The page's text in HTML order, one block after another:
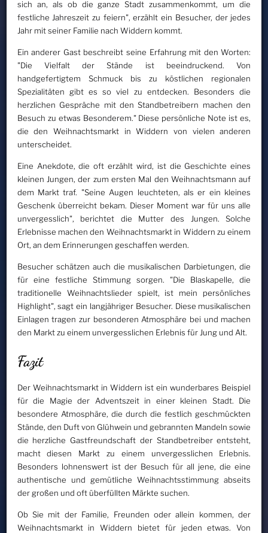
sich an, als ob die ganze Stadt zusammenkommt, um die
festliche Jahreszeit zu feiern", erzählt ein Besucher, der jedes
Jahr mit seiner Familie nach Widdern kommt.
Ein anderer Gast beschreibt seine Erfahrung mit den Worten:
"Die Vielfalt der Stände ist beeindruckend. Von
handgefertigtem Schmuck bis zu köstlichen regionalen
Spezialitäten gibt es so viel zu entdecken. Besonders die
herzlichen Gespräche mit den Standbetreibern machen den
Besuch zu etwas Besonderem." Diese persönliche Note ist es,
die den Weihnachtsmarkt in Widdern von vielen anderen
unterscheidet.
Eine Anekdote, die oft erzählt wird, ist die Geschichte eines
kleinen Jungen, der zum ersten Mal den Weihnachtsmann auf
dem Markt traf. "Seine Augen leuchteten, als er ein kleines
Geschenk überreicht bekam. Dieser Moment war für uns alle
unvergesslich", berichtet die Mutter des Jungen. Solche
Erlebnisse machen den Weihnachtsmarkt in Widdern zu einem
Ort, an dem Erinnerungen geschaffen werden.
Besucher schätzen auch die musikalischen Darbietungen, die
für eine festliche Stimmung sorgen. "Die Blaskapelle, die
traditionelle Weihnachtslieder spielt, ist mein persönliches
Highlight", sagt ein langjähriger Besucher. Diese musikalischen
Einlagen tragen zur besonderen Atmosphäre bei und machen
den Markt zu einem unvergesslichen Erlebnis für Jung und Alt.
Fazit
Der Weihnachtsmarkt in Widdern ist ein wunderbares Beispiel
für die Magie der Adventszeit in einer kleinen Stadt. Die
besondere Atmosphäre, die durch die festlich geschmückten
Stände, den Duft von Glühwein und gebrannten Mandeln sowie
die herzliche Gastfreundschaft der Standbetreiber entsteht,
macht diesen Markt zu einem unvergesslichen Erlebnis.
Besonders lohnenswert ist der Besuch für all jene, die eine
authentische und gemütliche Weihnachtsstimmung abseits
der großen und oft überfüllten Märkte suchen.
Ob Sie mit der Familie, Freunden oder allein kommen, der
Weihnachtsmarkt in Widdern bietet für jeden etwas. Von